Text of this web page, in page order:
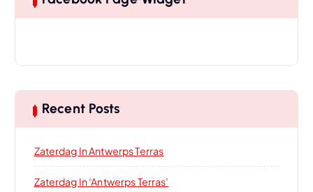
Recent Posts
Zaterdag In Antwerps Terras
Zaterdag In ‘Antwerps Terras’